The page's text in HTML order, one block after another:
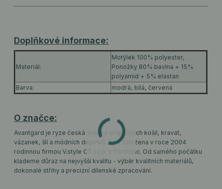
Doplňkové informace:
Materiál:
Motýlek 100% polyester,
Ponožky 80% bavlna + 15%
polyamid + 5% elastan
Barva:
modrá, bílá, červená
O značce:
Avantgard je ryze česká značka originálních košil, kravat,
vázanek, šlí a módních doplňků. Byla založena v roce 2004
rodinnou firmou V.style CZ s.r.o. z Pardubic. Od samého počátku
klademe důraz na nejvyšší kvalitu - výběr kvalitních materiálů,
dokonalé střihy a precizní dílenské zpracování.